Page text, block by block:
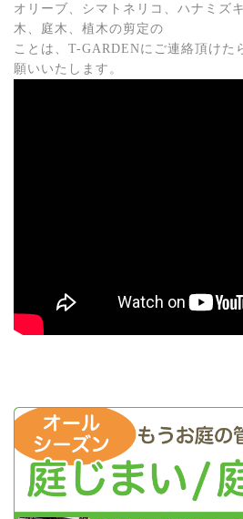
オリーブ、シマトネリコ、ハナミズ
木、庭木、植木の剪定の
ことは、T-GARDENにご連絡頂けた
願いいたします。